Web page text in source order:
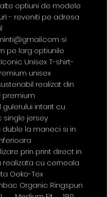
optiuni de modele
- reveniti pe adresa
si
pe larg optiunile
Unisex T-shirt-
unisex
realizat din
premium
gulerului intarit cu
single jersey
duble la maneci si in
prin print direct in
realizata cu cerneala
Oeko-Tex
Organic Ringspun